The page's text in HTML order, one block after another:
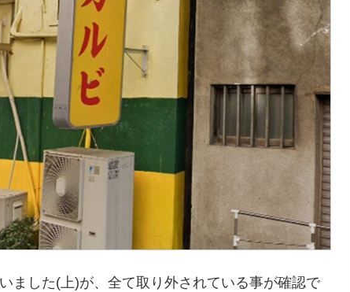
ました(上)が、全て取り外されている事が確認で